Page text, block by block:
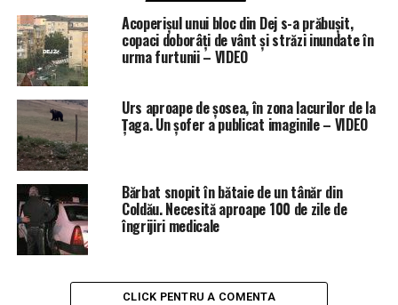
Acoperișul unui bloc din Dej s-a prăbușit,
copaci doborâți de vânt și străzi inundate în
urma furtunii – VIDEO
Urs aproape de șosea, în zona lacurilor de la
Țaga. Un șofer a publicat imaginile – VIDEO
Bărbat snopit în bătaie de un tânăr din
Coldău. Necesită aproape 100 de zile de
îngrijiri medicale
CLICK PENTRU A COMENTA